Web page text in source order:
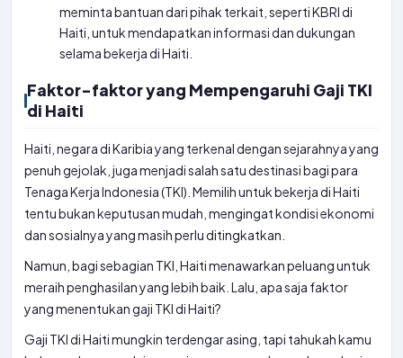
meminta bantuan dari pihak terkait, seperti KBRI di
Haiti, untuk mendapatkan informasi dan dukungan
selama bekerja di Haiti.
Faktor-faktor yang Mempengaruhi Gaji TKI
di Haiti
Haiti, negara di Karibia yang terkenal dengan sejarahnya yang
penuh gejolak, juga menjadi salah satu destinasi bagi para
Tenaga Kerja Indonesia (TKI). Memilih untuk bekerja di Haiti
tentu bukan keputusan mudah, mengingat kondisi ekonomi
dan sosialnya yang masih perlu ditingkatkan.
Namun, bagi sebagian TKI, Haiti menawarkan peluang untuk
meraih penghasilan yang lebih baik. Lalu, apa saja faktor
yang menentukan gaji TKI di Haiti?
Gaji TKI di Haiti mungkin terdengar asing, tapi tahukah kamu